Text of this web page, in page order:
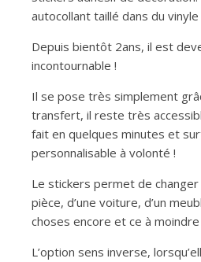
autocollant taillé dans du
Depuis bientôt 2ans, il est
incontournable !
Il se pose très simplement
transfert, il reste très
fait en quelques minutes et
personnalisable à volonté !
Le stickers permet de changer
pièce, d’une voiture, d’un
choses encore et ce à
L’option sens inverse,